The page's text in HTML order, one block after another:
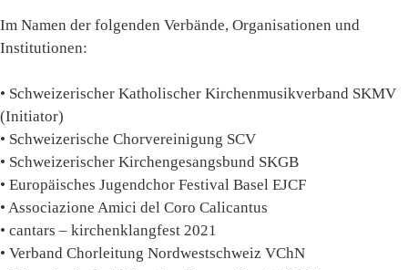
Im Namen der folgenden Verbände, Organisationen und
Institutionen:
• Schweizerischer Katholischer Kirchenmusikverband SKMV
(Initiator)
• Schweizerische Chorvereinigung SCV
• Schweizerischer Kirchengesangsbund SKGB
• Europäisches Jugendchor Festival Basel EJCF
• Associazione Amici del Coro Calicantus
• cantars – kirchenklangfest 2021
• Verband Chorleitung Nordwestschweiz VChN